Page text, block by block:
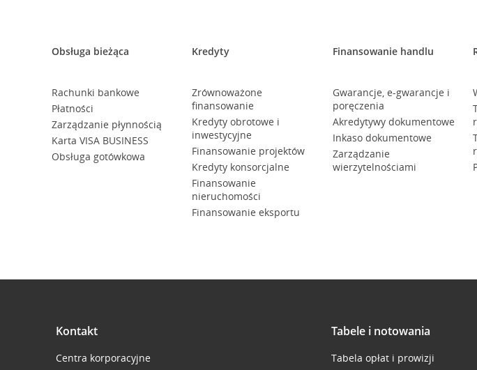
Obsługa bieżąca
Rachunki bankowe
Płatności
Zarządzanie płynnością
Karta VISA BUSINESS
Obsługa gotówkowa
Kredyty
Zrównoważone
finansowanie
Kredyty obrotowe i
inwestycyjne
Finansowanie projektów
Kredyty konsorcjalne
Finansowanie
nieruchomości
Finansowanie eksportu
Finansowanie handlu
Gwarancje, e-gwarancje i
poręczenia
Akredytywy dokumentowe
Inkaso dokumentowe
Zarządzanie
wierzytelnościami
Kontakt
Centra korporacyjne
Tabele i notowania
Tabela opłat i prowizji